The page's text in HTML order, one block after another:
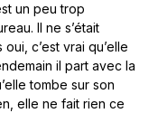
un peu trop
Il ne s’était
c’est vrai qu’elle
il part avec la
tombe sur son
elle ne fait rien ce